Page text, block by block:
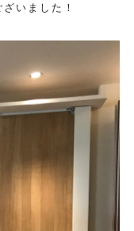
いました！